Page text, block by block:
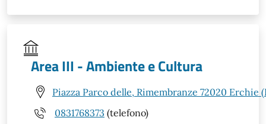
Area III - Ambiente e Cultura
Piazza Parco delle, Rimembranze 72020 Erchie
0831768373 (telefono)